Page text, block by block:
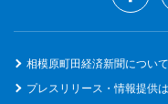
相模原町田経済新聞について
プレスリリース・情報提供